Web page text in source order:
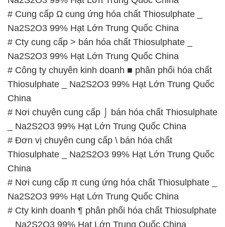
# Công ty chuyên kinh doanh ■ phân phối hóa chất
Thiosulphate _ Na2S2O3 99% Hạt Lớn Trung Quốc
# Nơi chuyên cung cấp ⌡ bán hóa chất Thiosulphate
_ Na2S2O3 99% Hạt Lớn Trung Quốc China
# Đơn vị chuyên cung cấp \ bán hóa chất
Thiosulphate _ Na2S2O3 99% Hạt Lớn Trung Quốc
China
# Nơi cung cấp π cung ứng hóa chất Thiosulphate _
Na2S2O3 99% Hạt Lớn Trung Quốc China
# Cty kinh doanh ¶ phân phối hóa chất Thiosulphate
_ Na2S2O3 99% Hạt Lớn Trung Quốc China
# Kinh doanh │ phân phối hóa chất Thiosulphate _
Na2S2O3 99% Hạt Lớn Trung Quốc China
# Nhà kinh doanh › cung cấp hóa chất Thiosulphate
_ Na2S2O3 99% Hạt Lớn Trung Quốc China